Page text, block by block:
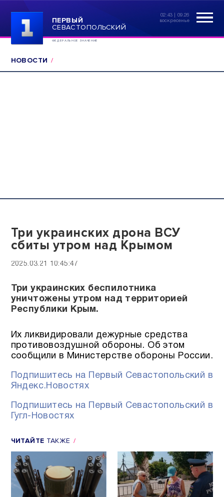
ПЕРВЫЙ
СЕВАСТОПОЛЬСКИЙ
ФЕДЕРАЛЬНОЕ ЗНАЧЕНИЕ
02:43 | 09.26
воскресенье
НОВОСТИ
Три украинских дрона ВСУ
сбиты утром над Крымом
2025.03.21 10:45:47
Три украинских беспилотника
уничтожены утром над территорией
Республики Крым.
Их ликвидировали дежурные средства
противовоздушной обороны. Об этом
сообщили в Министерстве обороны России.
Подпишитесь на Первый Севастопольский в
Яндекс.Новостях
Подпишитесь на Первый Севастопольский в
Гугл-Новостях
ЧИТАЙТЕ ТАКЖЕ